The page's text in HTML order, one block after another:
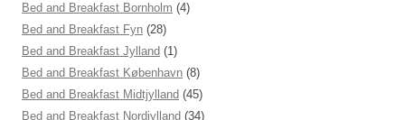
Bed and Breakfast Bornholm (4)
Bed and Breakfast Fyn (28)
Bed and Breakfast Jylland (1)
Bed and Breakfast København (8)
Bed and Breakfast Midtjylland (45)
Bed and Breakfast Nordjylland (34)